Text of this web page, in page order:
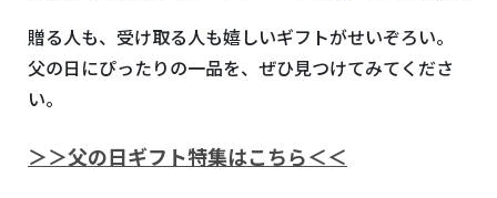
贈る人も、受け取る人も嬉しいギフトがせいぞろい。
父の日にぴったりの一品を、ぜひ見つけてみてくださ
い。
＞＞父の日ギフト特集はこちら＜＜